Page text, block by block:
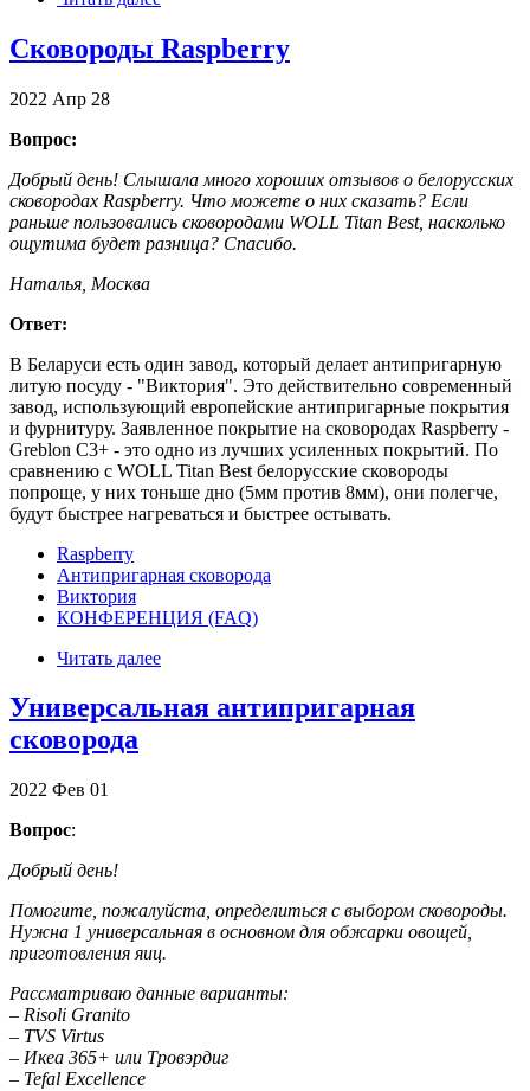
Сковороды Raspberry
2022 Апр 28
Вопрос:
Добрый день! Слышала много хороших отзывов о белорусских
сковородах Raspberry. Что можете о них сказать? Если
раньше пользовались сковородами WOLL Titan Best, насколько
ощутима будет разница? Спасибо.
Наталья, Москва
Ответ:
В Беларуси есть один завод, который делает антипригарную
литую посуду - "Виктория". Это действительно современный
завод, использующий европейские антипригарные покрытия
и фурнитуру. Заявленное покрытие на сковородах Raspberry -
Greblon C3+ - это одно из лучших усиленных покрытий. По
сравнению с WOLL Titan Best белорусские сковороды
попроще, у них тоньше дно (5мм против 8мм), они полегче,
будут быстрее нагреваться и быстрее остывать.
Raspberry
Антипригарная сковорода
Виктория
КОНФЕРЕНЦИЯ (FAQ)
Читать далее
Универсальная антипригарная
сковорода
2022 Фев 01
Вопрос:
Добрый день!
Помогите, пожалуйста, определиться с выбором сковороды.
Нужна 1 универсальная в основном для обжарки овощей,
приготовления яиц.
Рассматриваю данные варианты:
– Risoli Granito
– TVS Virtus
– Икеа 365+ или Тровэрдиг
– Tefal Excellence